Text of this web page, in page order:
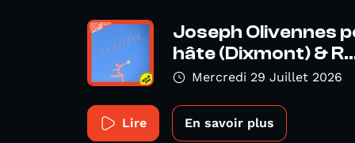
Joseph Olivennes
hâte (Dixmont) &
Mercredi 29 Juillet 2026
Lire En savoir plus